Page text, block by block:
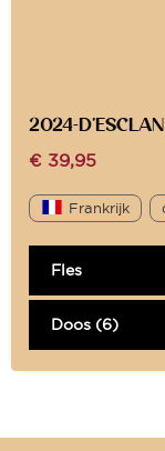
2024-
€ 39,95
Frankrijk
Fles
Doos (6)